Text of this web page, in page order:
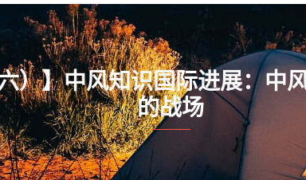
）】中风知识国际进展：中
的战场